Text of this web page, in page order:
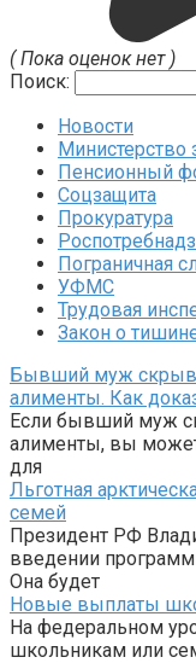
( Пока оценок нет )
Поиск:
Новости
Министерство
Пенсионный
Соцзащита
Прокуратура
Пограничная
УФМС
Трудовая
Закон о
Бывший муж
алименты. Как
Если бывший муж
алименты, вы
для
Льготная
семей
Президент РФ
введении
Она будет
Новые выплаты
На федеральном
школьникам или